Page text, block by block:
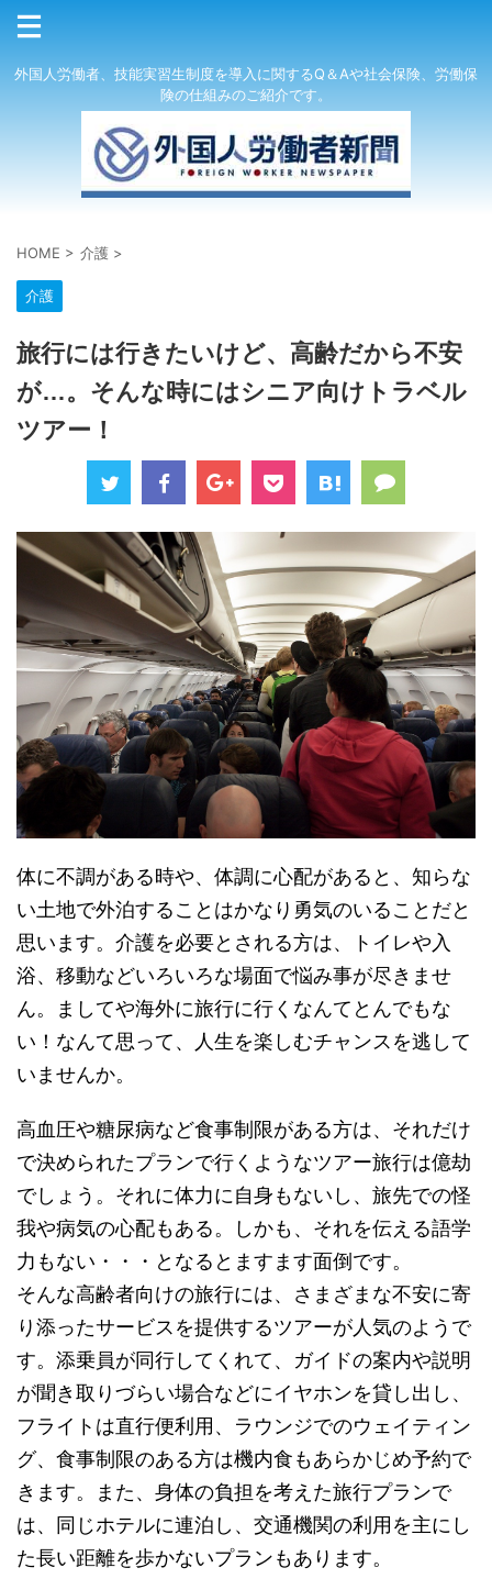
外国人労働者、技能実習生制度を導入に関するQ＆Aや社会保険、労働保
険の仕組みのご紹介です。
HOME > 介護 >
介護
旅行には行きたいけど、高齢だから不安
が…。そんな時にはシニア向けトラベル
ツアー！
体に不調がある時や、体調に心配があると、知らな
い土地で外泊することはかなり勇気のいることだと
思います。介護を必要とされる方は、トイレや入
浴、移動などいろいろな場面で悩み事が尽きませ
ん。ましてや海外に旅行に行くなんてとんでもな
い！なんて思って、人生を楽しむチャンスを逃して
いませんか。
高血圧や糖尿病など食事制限がある方は、それだけ
で決められたプランで行くようなツアー旅行は億劫
でしょう。それに体力に自身もないし、旅先での怪
我や病気の心配もある。しかも、それを伝える語学
力もない・・・となるとますます面倒です。
そんな高齢者向けの旅行には、さまざまな不安に寄
り添ったサービスを提供するツアーが人気のようで
す。添乗員が同行してくれて、ガイドの案内や説明
が聞き取りづらい場合などにイヤホンを貸し出し、
フライトは直行便利用、ラウンジでのウェイティン
グ、食事制限のある方は機内食もあらかじめ予約で
きます。また、身体の負担を考えた旅行プランで
は、同じホテルに連泊し、交通機関の利用を主にし
た長い距離を歩かないプランもあります。